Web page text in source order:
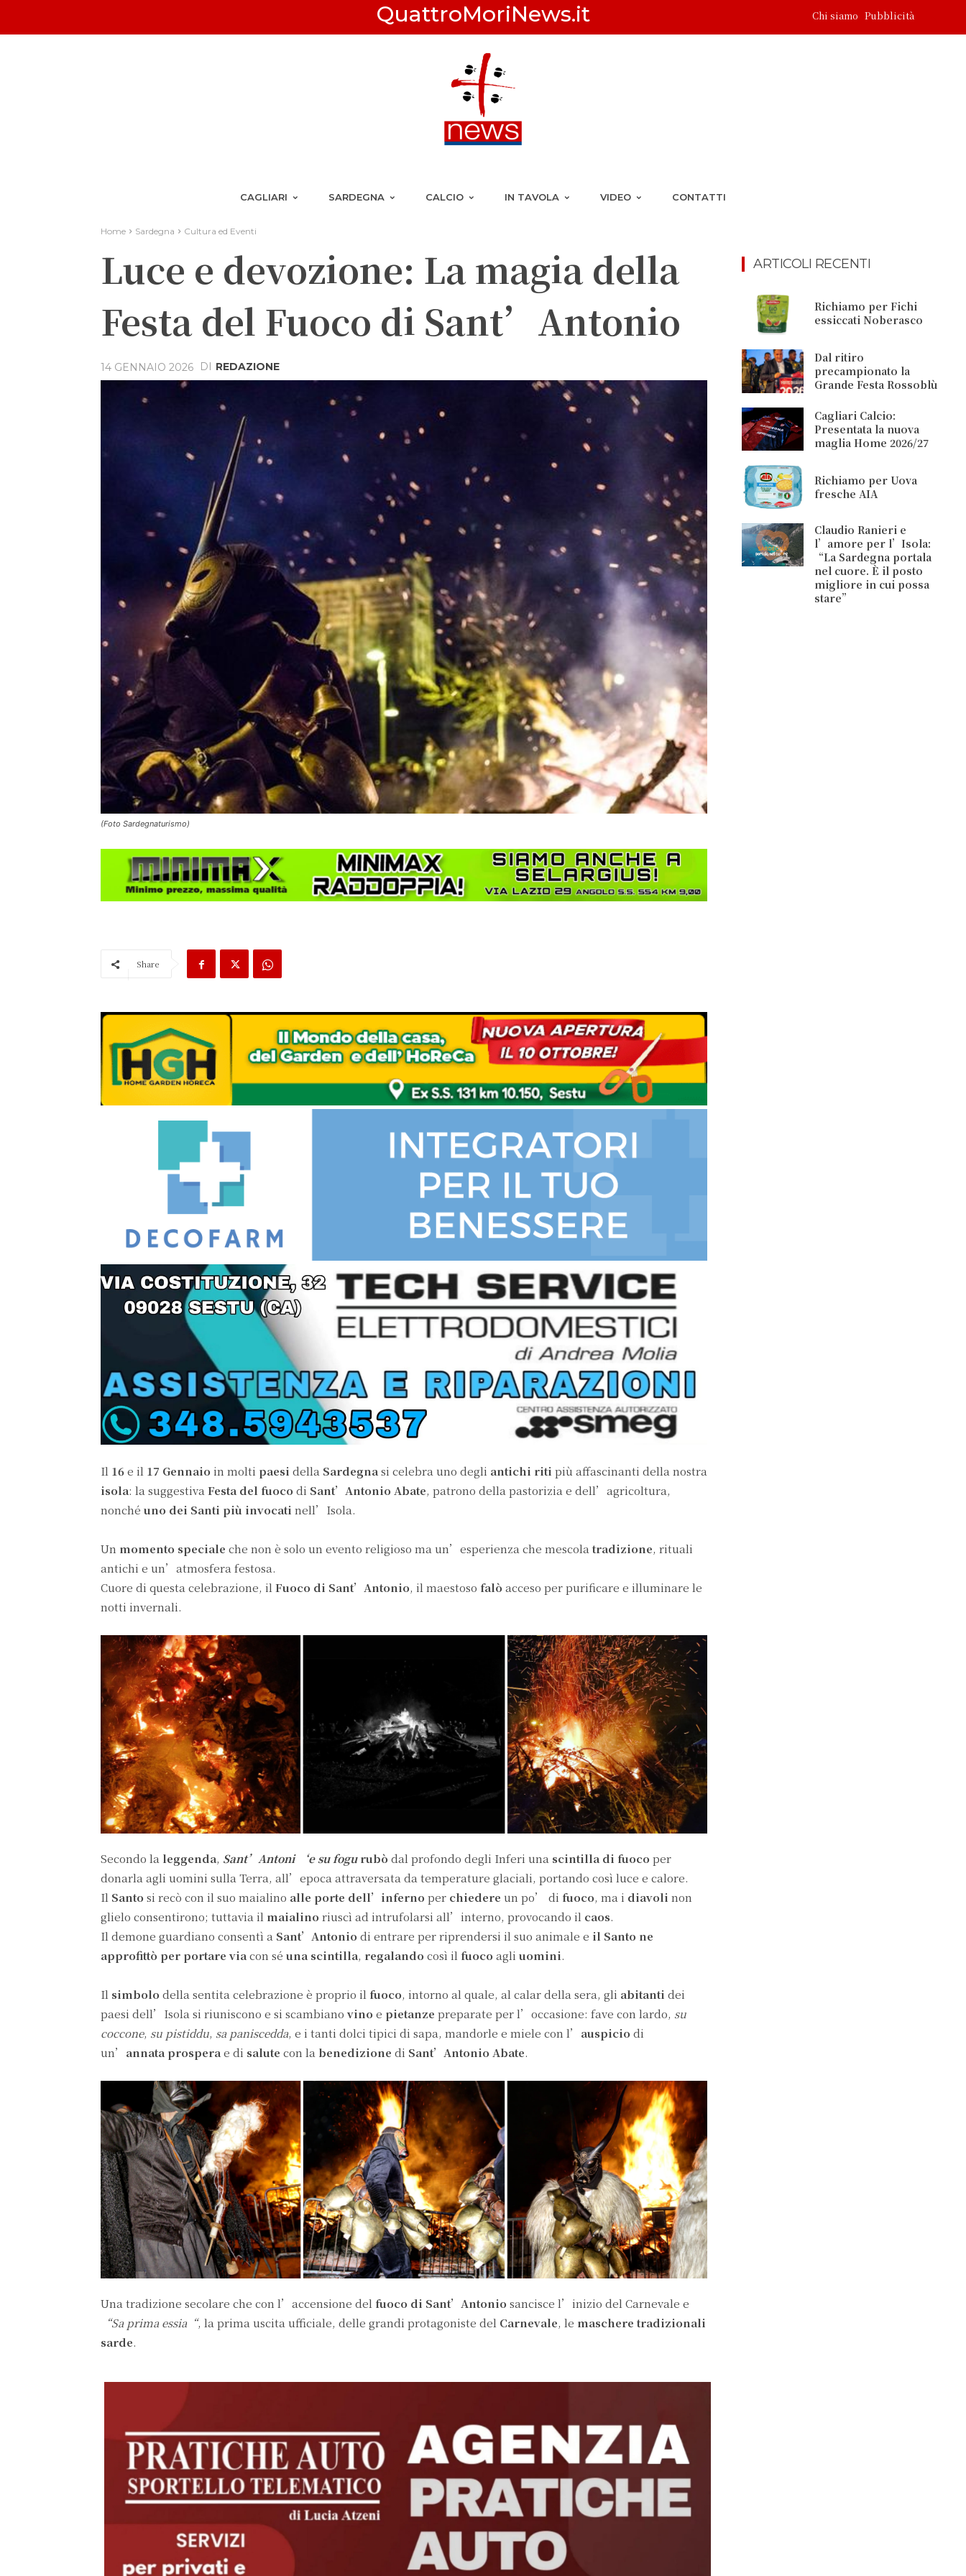
QuattroMoriNews.it Chi siamo Pubblicità
CAGLIARI SARDEGNA CALCIO IN TAVOLA VIDEO CONTATTI
Home Sardegna Cultura ed Eventi
Luce e devozione: La magia della
Festa del Fuoco di Sant’Antonio
14 GENNAIO 2026 DI REDAZIONE
(Foto Sardegnaturismo)
Share
Il 16e il 17 Gennaio in molti paesi della Sardegna si celebra uno degli antichi riti più affascinanti della nostra
isola: la suggestiva Festa del fuoco di Sant’Antonio Abate, patrono della pastorizia e dell’agricoltura,
nonché uno dei Santi più invocati nell’Isola.
Un momento speciale che non è solo un evento religioso ma un’esperienza che mescolatradizione, rituali
antichi e un’atmosfera festosa.
Cuore di questa celebrazione, il Fuoco di Sant’Antonio, il maestoso falò acceso per purificare e illuminare le
notti invernali.
Secondo la leggenda, Sant’Antoni ‘e su fogu rubò dal profondo degli Inferi una scintilla di fuoco per
donarla agli uomini sulla Terra, all’epoca attraversata da temperature glaciali, portando così luce e calore.
Il Santo si recò con il suo maialino alle porte dell’inferno per chiedere un po’ di fuoco, ma i diavoli non
glielo consentirono; tuttavia il maialino riuscì ad intrufolarsi all’interno, provocando il caos.
Il demone guardiano consentì a Sant’Antonio di entrare per riprendersi il suo animale e il Santo ne
approfittò per portare via con sé una scintilla, regalando così il fuoco agli uomini.
Il simbolo della sentita celebrazione è proprio il fuoco, intorno al quale, al calar della sera, gli abitanti dei
paesi dell’Isola si riuniscono e si scambiano vino e pietanze preparate per l’occasione: fave con lardo, su
coccone, su pistiddu, sa paniscedda, e i tanti dolci tipici di sapa, mandorle e miele con l’ auspicio di
un’ annata prospera e di salute con la benedizione di Sant’Antonio Abate.
Una tradizione secolare che con l’accensione del fuoco di Sant’Antonio sancisce l’inizio del Carnevale e
“Sa prima essia“, la prima uscita ufficiale, delle grandi protagoniste del Carnevale, le maschere tradizionali
sarde.
ARTICOLI RECENTI
Richiamo per Fichi
essiccati Noberasco
Dal ritiro
precampionato la
Grande Festa Rossoblù
Cagliari Calcio:
Presentata la nuova
maglia Home 2026/27
Richiamo per Uova
fresche AIA
Claudio Ranieri e
l’amore per l’Isola:
“La Sardegna portala
nel cuore. È il posto
migliore in cui possa
stare”